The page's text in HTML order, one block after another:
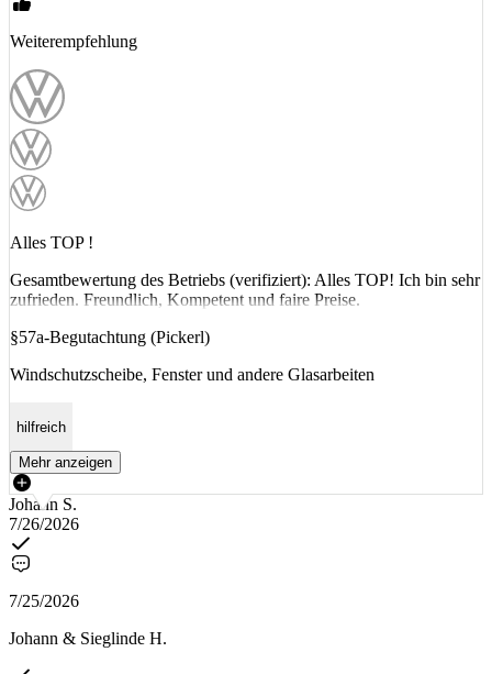
Weiterempfehlung
Alles TOP !
Gesamtbewertung des Betriebs (verifiziert): Alles TOP! Ich bin sehr
zufrieden. Freundlich, Kompetent und faire Preise.
§57a-Begutachtung (Pickerl)
Windschutzscheibe, Fenster und andere Glasarbeiten
hilfreich
Mehr anzeigen
Johann S.
7/26/2026
7/25/2026
Johann & Sieglinde H.